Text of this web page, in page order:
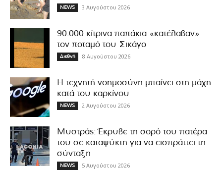
NEWS 3 Αυγούστου 2026
90.000 κίτρινα παπάκια «κατέλαβαν»
τον ποταμό του Σικάγο
Διεθνή 8 Αυγούστου 2026
Η τεχνητή νοημοσύνη μπαίνει στη μάχη
κατά του καρκίνου
NEWS 2 Αυγούστου 2026
Μυστράς: Έκρυβε τη σορό του πατέρα
του σε καταψύκτη για να εισπράττει τη
σύνταξη
NEWS 5 Αυγούστου 2026